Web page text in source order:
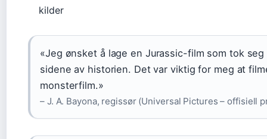
kilder
«Jeg ønsket å lage en Jurassic-film som tok
sidene av historien. Det var viktig for meg at
monsterfilm.»
– J. A. Bayona, regissør (Universal Pictures – offisiell